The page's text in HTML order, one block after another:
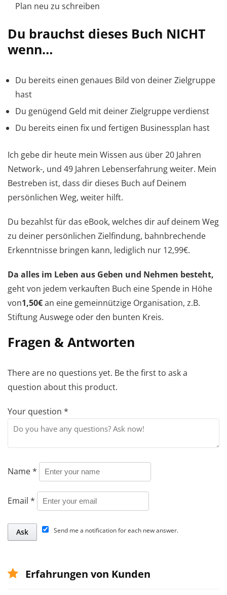
Plan neu zu schreiben
Du brauchst dieses Buch NICHT
wenn…
Du bereits einen genaues Bild von deiner Zielgruppe
hast
Du genügend Geld mit deiner Zielgruppe verdienst
Du bereits einen fix und fertigen Businessplan hast
Ich gebe dir heute mein Wissen aus über 20 Jahren
Network-, und 49 Jahren Lebenserfahrung weiter. Mein
Bestreben ist, dass dir dieses Buch auf Deinem
persönlichen Weg, weiter hilft.
Du bezahlst für das eBook, welches dir auf deinem Weg
zu deiner persönlichen Zielfindung, bahnbrechende
Erkenntnisse bringen kann, lediglich nur 12,99€.
Da alles im Leben aus Geben und Nehmen besteht,
geht von jedem verkauften Buch eine Spende in Höhe
von1,50€an eine gemeinnützige Organisation, z.B.
Stiftung Auswege oder den bunten Kreis.
Fragen & Antworten
There are no questions yet. Be the first to ask a
question about this product.
Your question *
Name*
Email *
Send me a notification for each new answer.
Erfahrungen von Kunden